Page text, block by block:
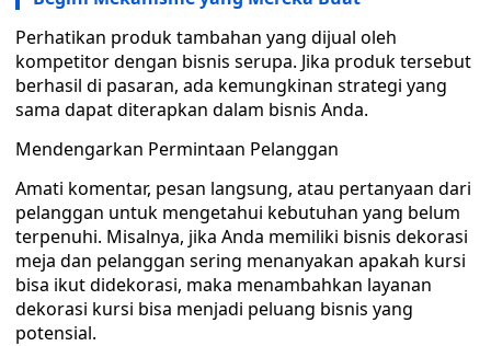
Perhatikan produk tambahan yang dijual oleh
kompetitor dengan bisnis serupa. Jika produk tersebut
berhasil di pasaran, ada kemungkinan strategi yang
sama dapat diterapkan dalam bisnis Anda.
Mendengarkan Permintaan Pelanggan
Amati komentar, pesan langsung, atau pertanyaan dari
pelanggan untuk mengetahui kebutuhan yang belum
terpenuhi. Misalnya, jika Anda memiliki bisnis dekorasi
meja dan pelanggan sering menanyakan apakah kursi
bisa ikut didekorasi, maka menambahkan layanan
dekorasi kursi bisa menjadi peluang bisnis yang
potensial.